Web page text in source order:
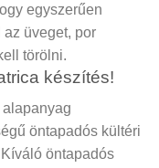
egyszerűen
üveget, por
törölni.
készítés!
öntapadós kültéri
öntapadós